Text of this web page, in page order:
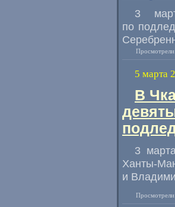
3
по
5 марта
В
3
Ханты-
и